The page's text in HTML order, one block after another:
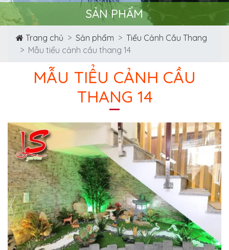
SẢN PHẨM
Trang chủ Sản phẩm
Tiểu Cảnh Cầu Thang
Mẫu tiểu cảnh cầu thang 14
MẪU TIỂU CẢNH CẦU
THANG 14